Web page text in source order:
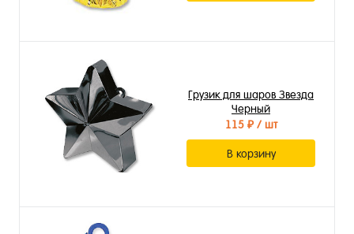
Грузик для шаров Звезда
Черный
115 ₽/ шт
В корзину